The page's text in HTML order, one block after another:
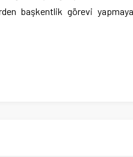
başkentlik görevi yapmaya